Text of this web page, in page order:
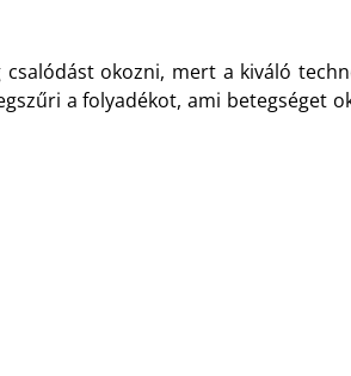
okozni, mert a kiváló
a folyadékot, ami betegséget